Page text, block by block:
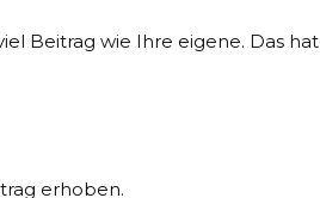
Beitrag wie Ihre eigene. Das hat
erhoben.